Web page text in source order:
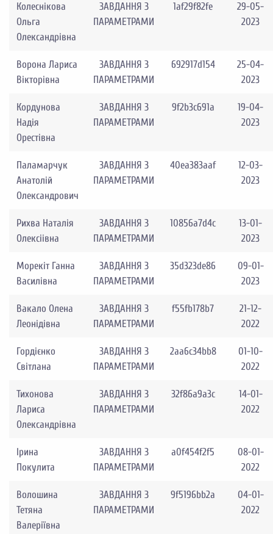
Колеснікова
Ольга
Олександрівна
ЗАВДАННЯ З
ПАРАМЕТРАМИ
1af29f82fe
29-05-
2023
Ворона Лариса
Вікторівна
ЗАВДАННЯ З
ПАРАМЕТРАМИ
692917d154
25-04-
2023
Кордунова
Надія
Орестівна
ЗАВДАННЯ З
ПАРАМЕТРАМИ
9f2b3c691a
19-04-
2023
Паламарчук
Анатолій
Олександрович
ЗАВДАННЯ З
ПАРАМЕТРАМИ
40ea383aaf
12-03-
2023
Рихва Наталія
Олексіівна
ЗАВДАННЯ З
ПАРАМЕТРАМИ
10856a7d4c
13-01-
2023
Морекіт Ганна
Василівна
ЗАВДАННЯ З
ПАРАМЕТРАМИ
35d323de86
09-01-
2023
Вакало Олена
Леонідівна
ЗАВДАННЯ З
ПАРАМЕТРАМИ
f55fb178b7
21-12-
2022
Гордієнко
Світлана
ЗАВДАННЯ З
ПАРАМЕТРАМИ
2aa6c34bb8
01-10-
2022
Тихонова
Лариса
Олександрівна
ЗАВДАННЯ З
ПАРАМЕТРАМИ
32f86a9a3c
14-01-
2022
Ірина
Покулита
ЗАВДАННЯ З
ПАРАМЕТРАМИ
a0f454f2f5
08-01-
2022
Волошина
Тетяна
Валеріївна
ЗАВДАННЯ З
ПАРАМЕТРАМИ
9f5196bb2a
04-01-
2022